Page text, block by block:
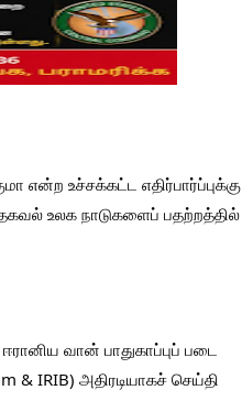
என்ற உச்சக்கட்ட எதிர்பார்ப்புக்கு
உலக நாடுகளைப் பதற்றத்தில்
வான் பாதுகாப்புப் படை
& IRIB) அதிரடியாகச் செய்தி